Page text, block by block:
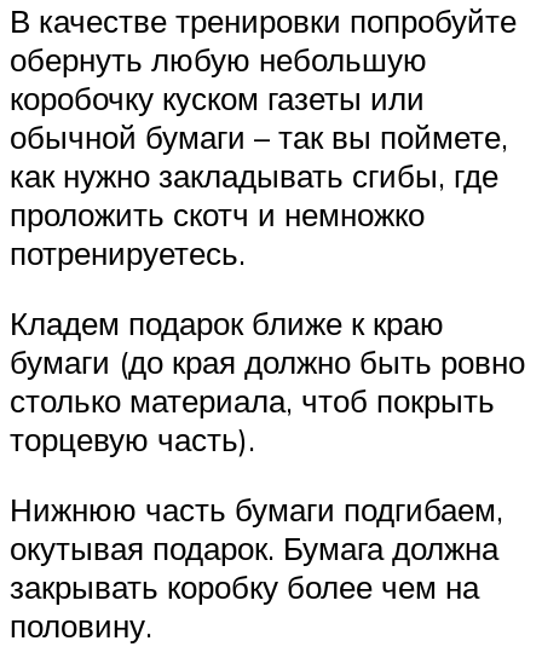
В качестве тренировки попробуйте
обернуть любую небольшую
коробочку куском газеты или
обычной бумаги – так вы поймете,
как нужно закладывать сгибы, где
проложить скотч и немножко
потренируетесь.
Кладем подарок ближе к краю
бумаги (до края должно быть ровно
столько материала, чтоб покрыть
торцевую часть).
Нижнюю часть бумаги подгибаем,
окутывая подарок. Бумага должна
закрывать коробку более чем на
половину.